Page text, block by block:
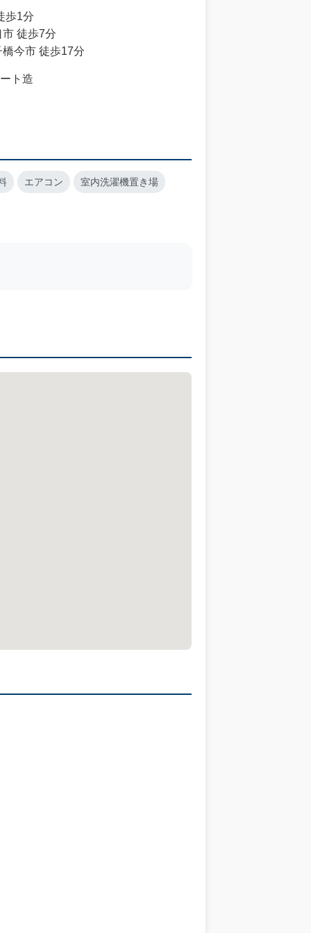
歩1分
徒歩7分
今市 徒歩17分
ト造
エアコン 室内洗濯機置き場